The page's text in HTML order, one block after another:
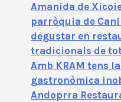
Amanida de
parròquia de
degustar en
tradicionals de
Amb KRAM tens
gastronòmica
Andoprra